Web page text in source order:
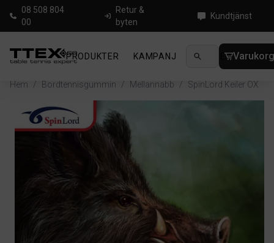
08 508 804
00
Retur &
byten
Kundtjänst
PRODUKTER KAMPANJ NYHETER
Hem / Bordtennisgummin / Mellannabb / SpinLord Keiler OX